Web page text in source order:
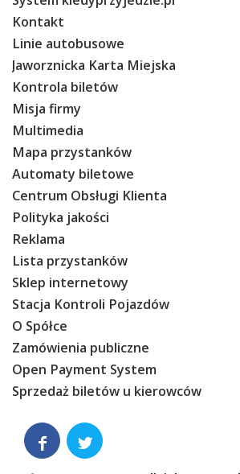
Kontakt
Linie autobusowe
Jaworznicka Karta Miejska
Kontrola biletów
Misja firmy
Multimedia
Mapa przystanków
Automaty biletowe
Centrum Obsługi Klienta
Polityka jakości
Reklama
Lista przystanków
Sklep internetowy
Stacja Kontroli Pojazdów
O Spółce
Zamówienia publiczne
Open Payment System
Sprzedaż biletów u kierowców
 